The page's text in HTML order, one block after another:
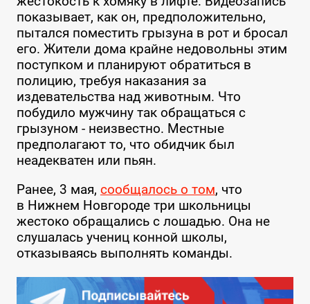
показывает, как он, предположительно,
пытался поместить грызуна в рот и бросал
его. Жители дома крайне недовольны этим
поступком и планируют обратиться в
полицию, требуя наказания за
издевательства над животным. Что
побудило мужчину так обращаться с
грызуном - неизвестно. Местные
предполагают то, что обидчик был
неадекватен или пьян.
Ранее, 3 мая, сообщалось о том, что
в Нижнем Новгороде три школьницы
жестоко обращались с лошадью. Она не
слушалась учениц конной школы,
отказываясь выполнять команды.